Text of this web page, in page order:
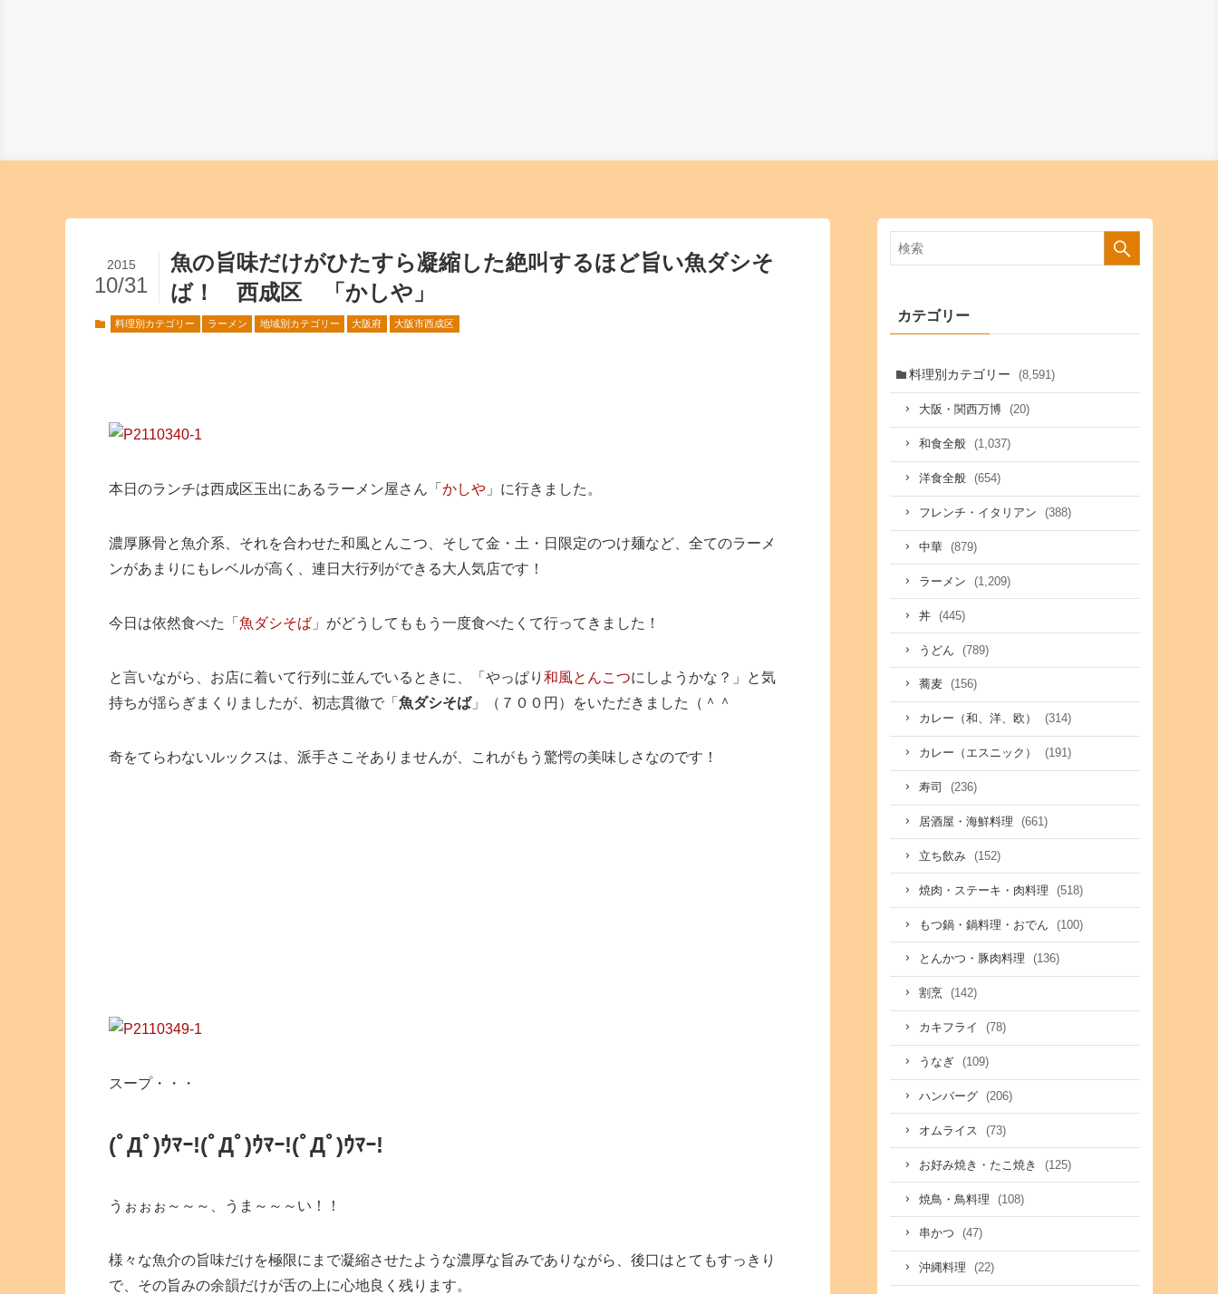
魚の旨味だけがひたすら凝縮した絶叫するほど旨い魚ダシそ
ば！ 西成区 「かしや」
2015
10/31
料理別カテゴリー ラーメン 地域別カテゴリー 大阪府 大阪市西成区
本日のランチは西成区玉出にあるラーメン屋さん「 かしや 」に行きました。
濃厚豚骨と魚介系、それを合わせた和風とんこつ、そして金・土・日限定のつけ麺など、全てのラーメ
ンがあまりにもレベルが高く、連日大行列ができる大人気店です！
今日は依然食べた「 魚ダシそば 」がどうしてももう一度食べたくて行ってきました！
と言いながら、お店に着いて行列に並んでいるときに、「やっぱり 和風とんこつにしようかな？」と気
持ちが揺らぎまくりましたが、初志貫徹で「 魚ダシそば」（７００円）をいただきました（＾＾
奇をてらわないルックスは、派手さこそありませんが、これがもう驚愕の美味しさなのです！
スープ・・・
(ﾟДﾟ)ｳﾏｰ!(ﾟДﾟ)ｳﾏｰ!(ﾟДﾟ)ｳﾏｰ!
うぉぉぉ～～～、うま～～～い！！
様々な魚介の旨味だけを極限にまで凝縮させたような濃厚な旨みでありながら、後口はとてもすっきり
で、その旨みの余韻だけが舌の上に心地良く残ります。
カテゴリー
料理別カテゴリー (8,591)
大阪・関西万博 (20)
和食全般 (1,037)
洋食全般 (654)
フレンチ・イタリアン (388)
中華 (879)
ラーメン (1,209)
丼 (445)
うどん (789)
蕎麦 (156)
カレー（和、洋、欧） (314)
カレー（エスニック） (191)
寿司 (236)
居酒屋・海鮮料理 (661)
立ち飲み (152)
焼肉・ステーキ・肉料理 (518)
もつ鍋・鍋料理・おでん (100)
とんかつ・豚肉料理 (136)
割烹 (142)
カキフライ (78)
うなぎ (109)
ハンバーグ (206)
オムライス (73)
お好み焼き・たこ焼き (125)
焼鳥・鳥料理 (108)
串かつ (47)
沖縄料理 (22)